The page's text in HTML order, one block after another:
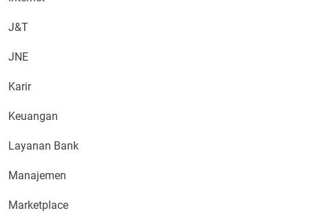
J&T
JNE
Karir
Keuangan
Layanan Bank
Manajemen
Marketplace